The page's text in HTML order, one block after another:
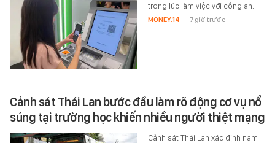
trong lúc làm việc với công an.
MONEY.14 - 7 giờ trước
Cảnh sát Thái Lan bước đầu làm rõ động cơ vụ nổ
súng tại trường học khiến nhiều người thiệt mạng
Cảnh sát Thái Lan xác định nam